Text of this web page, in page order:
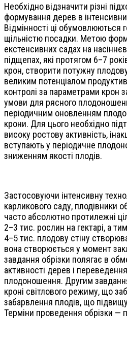
Необхідно відзначити різні
формування дерев в
Відмінності ці обумовлюються
щільністю посадки. Метою
екстенсивних садах на
підщепах, які протягом 6–7
крон, створити потужну
великим потенціалом
контролі за параметрами крон
умови для рясного
періодичним оновленням
крони. Для цього необхідно
високу ростову активність,
вступають у періодичне
зниженням якості плодів.
Застосовуючи інтенсивну
карликового саду, плодівники
часто абсолютно протилежні
2–3 тис. рослин на гектарі, а
4–5 тис. плодову стіну
вона створюється у момент
завдання обрізки полягає в
активності дерев і переведення
плодоношення. Другим
кроні світлового режиму, що
забарвлення плодів, що
Терміни проведення обрізки —